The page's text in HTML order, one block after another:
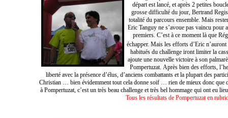
départ est lancé, et après 2 petites
grosse difficulté du jour, Bertrand
totalité du parcours ensemble. Mais
Eric Tanguy ne s’avoue pas vaincu
premiers. C’est à ce moment là que
échapper. Mais les efforts d’Eric
habitués du challenge iront limiter la
ajoute une nouvelle victoire à son
Pompertuzat. Après bien des efforts,
liberté avec la présence d’élus, d’anciens combattants et la plupart des
Christian … bien évidemment tout cela donne soif … rien de mieux donc que
à Pompertuzat, c’est un très beau challenge et très bel hommage qui ont eu
Tous les résultats de Pompertuzat en